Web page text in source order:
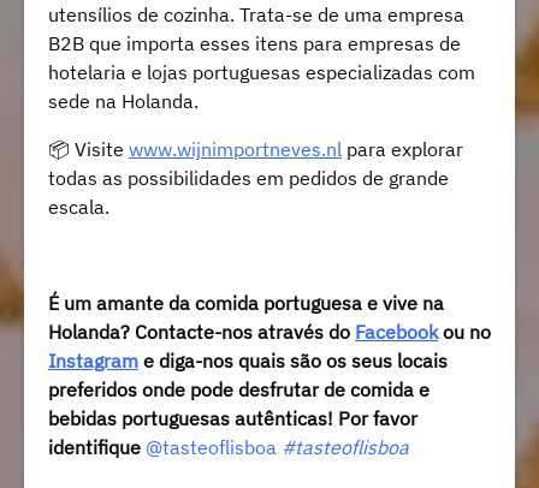
utensílios de cozinha. Trata-se de uma empresa
B2B que importa esses itens para empresas de
hotelaria e lojas portuguesas especializadas com
sede na Holanda.
📦 Visite www.wijnimportneves.nl para explorar
todas as possibilidades em pedidos de grande
escala.
É um amante da comida portuguesa e vive na
Holanda? Contacte-nos através do Facebookou no
Instagram e diga-nos quais são os seus locais
preferidos onde pode desfrutar de comida e
bebidas portuguesas autênticas! Por favor
identifique @tasteoflisboa #tasteoflisboa